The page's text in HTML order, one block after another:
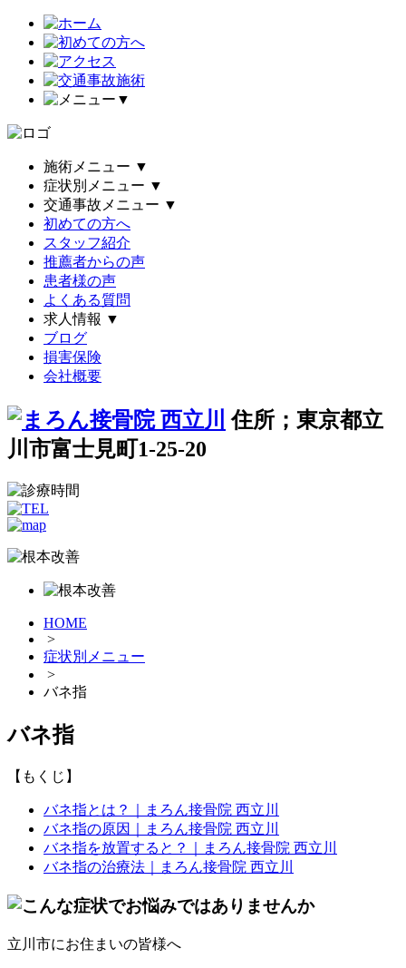
▼
施術メニュー ▼
症状別メニュー ▼
交通事故メニュー ▼
初めての方へ
スタッフ紹介
推薦者からの声
患者様の声
よくある質問
求人情報 ▼
ブログ
損害保険
会社概要
住所；東京都立
川市富士見町1-25-20
HOME
>
症状別メニュー
>
バネ指
バネ指
【もくじ】
バネ指とは？｜まろん接骨院 西立川
バネ指の原因｜まろん接骨院 西立川
バネ指を放置すると？｜まろん接骨院 西立川
バネ指の治療法｜まろん接骨院 西立川
立川市にお住まいの皆様へ